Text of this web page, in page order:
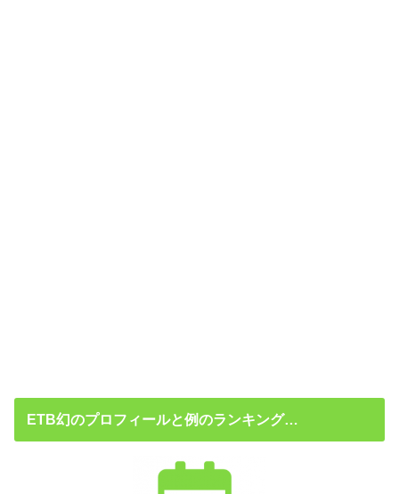
ETB幻のプロフィールと例のランキング…